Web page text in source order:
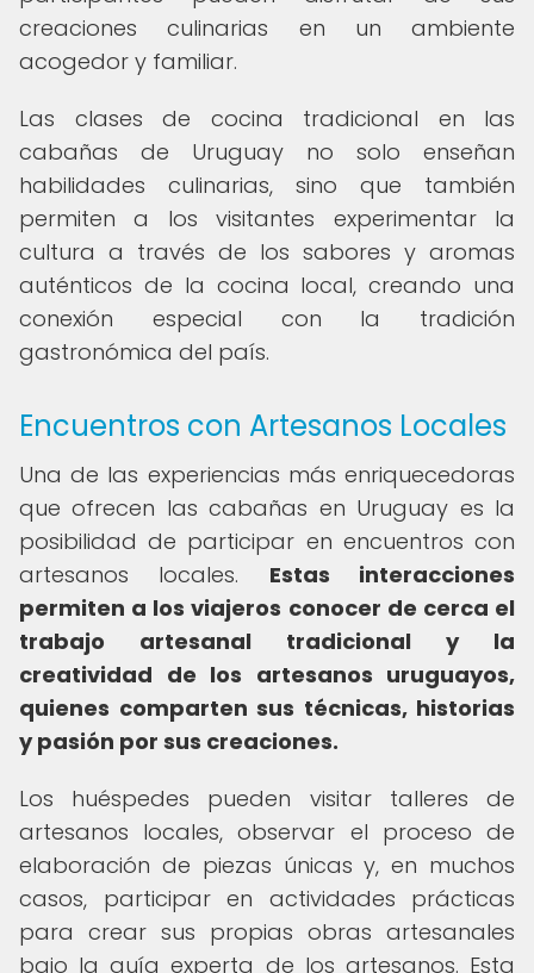
creaciones culinarias en un ambiente
acogedor y familiar.
Las clases de cocina tradicional en las
cabañas de Uruguay no solo enseñan
habilidades culinarias, sino que también
permiten a los visitantes experimentar la
cultura a través de los sabores y aromas
auténticos de la cocina local, creando una
conexión especial con la tradición
gastronómica del país.
Encuentros con Artesanos Locales
Una de las experiencias más enriquecedoras
que ofrecen las cabañas en Uruguay es la
posibilidad de participar en encuentros con
artesanos locales. Estas interacciones
permiten a los viajeros conocer de cerca el
trabajo artesanal tradicional y la
creatividad de los artesanos uruguayos,
quienes comparten sus técnicas, historias
y pasión por sus creaciones.
Los huéspedes pueden visitar talleres de
artesanos locales, observar el proceso de
elaboración de piezas únicas y, en muchos
casos, participar en actividades prácticas
para crear sus propias obras artesanales
bajo la guía experta de los artesanos. Esta